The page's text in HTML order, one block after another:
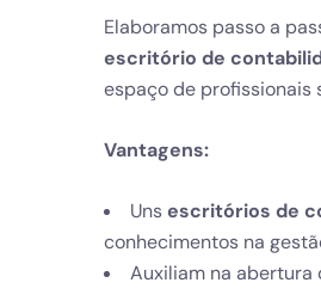
Elaboramos passo a
escritório de
espaço de profissionais
Vantagens:
Uns escritórios de
conhecimentos na
Auxiliam na abertura